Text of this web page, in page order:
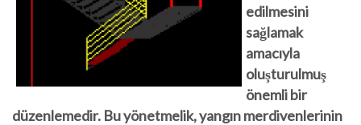
edilmesini
sağlamak
amacıyla
oluşturulmuş
önemli bir
düzenlemedir. Bu yönetmelik, yangın merdivenlerinin